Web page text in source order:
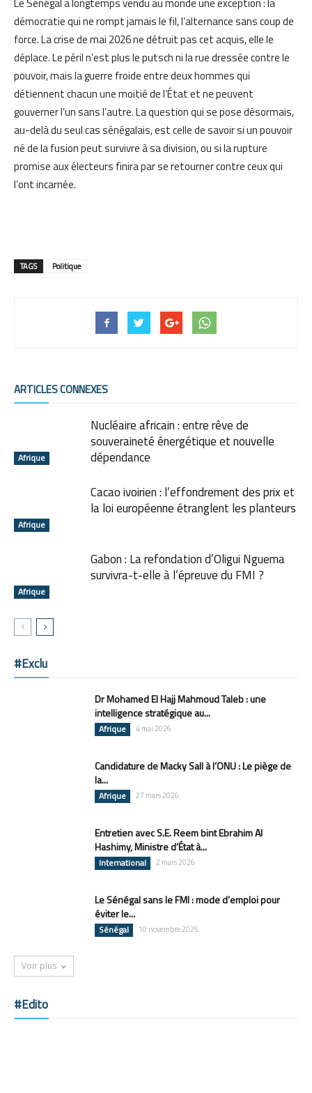
démocratie qui ne rompt jamais le fil, l’alternance sans coup de
force. La crise de mai 2026 ne détruit pas cet acquis, elle le
déplace. Le péril n’est plus le putsch ni la rue dressée contre le
pouvoir, mais la guerre froide entre deux hommes qui
détiennent chacun une moitié de l’État et ne peuvent
gouverner l’un sans l’autre. La question qui se pose désormais,
au-delà du seul cas sénégalais, est celle de savoir si un pouvoir
né de la fusion peut survivre à sa division, ou si la rupture
promise aux électeurs finira par se retourner contre ceux qui
l’ont incarnée.
TAGS Politique
ARTICLES CONNEXES
Afrique
Nucléaire africain : entre rêve de
souveraineté énergétique et nouvelle
dépendance
Afrique
Cacao ivoirien : l’effondrement des prix et
la loi européenne étranglent les planteurs
Afrique
Gabon : La refondation d’Oligui Nguema
survivra-t-elle à l’épreuve du FMI ?
#Exclu
Dr Mohamed El Hajj Mahmoud Taleb : une
intelligence stratégique au...
Afrique 4 mai 2026
Candidature de Macky Sall à l’ONU : Le piège de
la...
Afrique 27 mars 2026
Entretien avec S.E. Reem bint Ebrahim Al
Hashimy, Ministre d’État à...
International 2 mars 2026
Le Sénégal sans le FMI : mode d’emploi pour
éviter le...
Sénégal 10 novembre 2025
Voir plus
#Edito